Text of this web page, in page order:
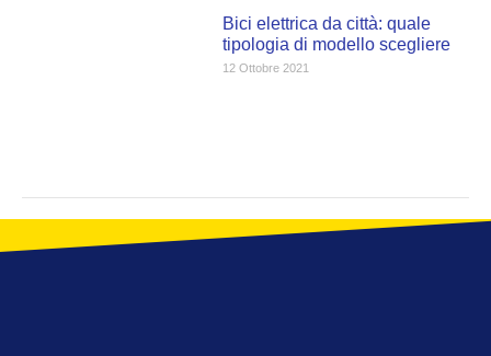
Bici elettrica da città: quale
tipologia di modello scegliere
12 Ottobre 2021